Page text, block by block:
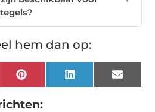
hem dan op:
Pinterest LinkedIn Email